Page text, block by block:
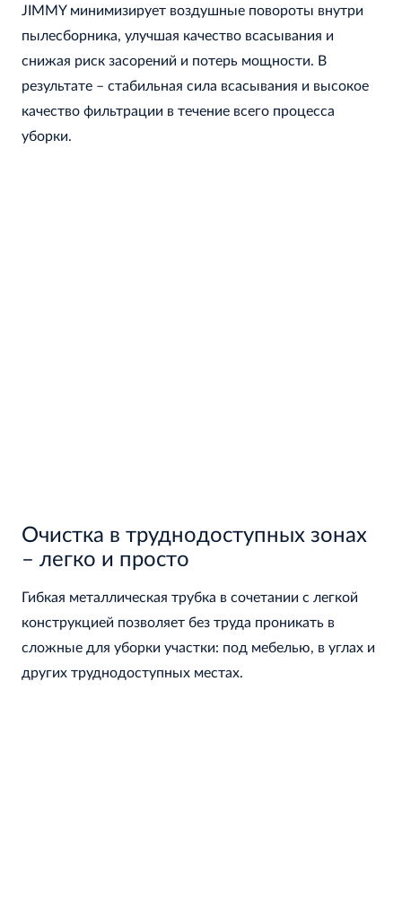
JIMMY минимизирует воздушные повороты внутри
пылесборника, улучшая качество всасывания и
снижая риск засорений и потерь мощности. В
результате – стабильная сила всасывания и высокое
качество фильтрации в течение всего процесса
уборки.
Очистка в труднодоступных зонах
– легко и просто
Гибкая металлическая трубка в сочетании с легкой
конструкцией позволяет без труда проникать в
сложные для уборки участки: под мебелью, в углах и
других труднодоступных местах.